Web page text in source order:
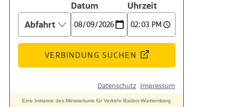
Suche
Menü Menü